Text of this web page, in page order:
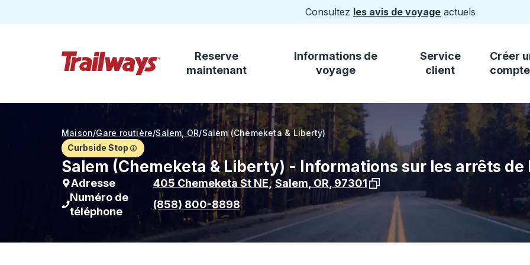
Consultez les avis de voyage actuels
Passez au contenu principal
Reserve
maintenant
Informations de
voyage
Service
client
Créer
compte
Maison/Gare routière/Salem, OR/Salem (Chemeketa & Liberty)
Curbside Stop
Salem (Chemeketa & Liberty) - Informations sur les arrêts de
Adresse 405 Chemeketa St NE, Salem OR 97301 Voir l'emplacement de l'arrêt sur
Numéro de
téléphone
(858) 800-8898